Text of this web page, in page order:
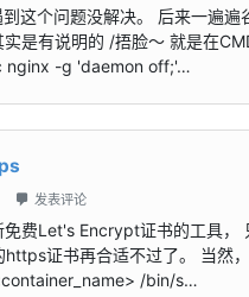
这个问题没解决。 后来一遍
是有说明的 /捂脸～ 就是在
nginx -g 'daemon off;'…
发表评论
费Let's Encrypt证书的工具，
证书再合适不过了。 当然
/bin/s…